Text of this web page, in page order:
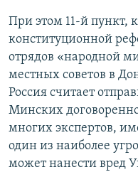
При этом 11-й пункт,
конституционной
отрядов «народной
местных советов в
Россия считает
Минских
многих экспертов,
один из наиболее
может нанести вред